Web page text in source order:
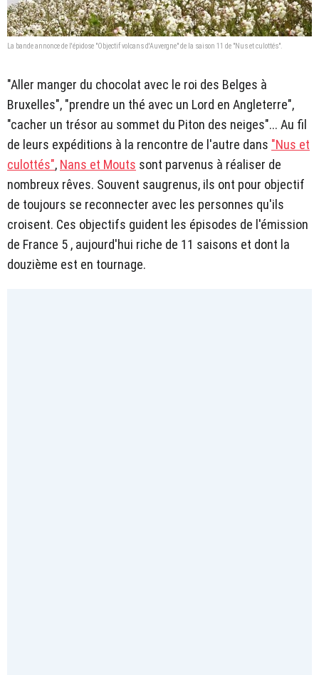
La bande annonce de l'épidose "Objectif volcans d'Auvergne" de la saison 11 de "Nus et culottés".
"Aller manger du chocolat avec le roi des Belges à
Bruxelles", "prendre un thé avec un Lord en Angleterre",
"cacher un trésor au sommet du Piton des neiges"... Au fil
de leurs expéditions à la rencontre de l'autre dans "Nus et
culottés", Nans et Mouts sont parvenus à réaliser de
nombreux rêves. Souvent saugrenus, ils ont pour objectif
de toujours se reconnecter avec les personnes qu'ils
croisent. Ces objectifs guident les épisodes de l'émission
de France 5 , aujourd'hui riche de 11 saisons et dont la
douzième est en tournage.